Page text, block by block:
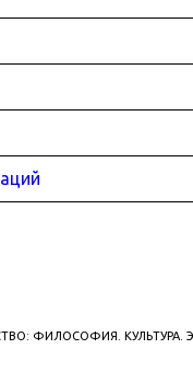
ФИЛОСОФИЯ. КУЛЬТУРА.